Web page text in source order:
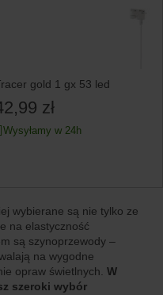
gold 1 gx 53 led
zł
Wysyłamy w 24h
wybierane są nie tylko ze
na elastyczność
są szynoprzewody –
na wygodne
opraw świetlnych. W
szeroki wybór